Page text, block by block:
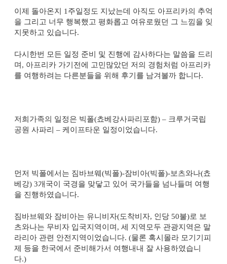
이제 돌아온지 1 주일정도 지났는데 아직도 아프리카의 추억
을 그리고 너무 행복했고 평화롭고 여유로웠던 그 느낌을 잊
지못하고 있습니다.
다시한번 모든 일정 준비 및 진행에 감사하다는 말씀을 드리
며 , 아프리카 가기전에 고민많았던 저의 경험처럼 아프리카
를 여행하려는 다른분들을 위해 후기를 남겨볼까 합니다.
저희가족의 일정은 빅폴(쵸베강사파리포함) – 크루거국립
공원 사파리 – 케이프타운 일정이었습니다.
먼저 빅폴에서는 짐바브웨 (빅폴)-잠비아(빅폴)-보츠와나(쵸
베강) 3개국이 국경을 맞닿고 있어 국가들을 넘나들며 여행
을 진행하였습니다.
짐바브웨와 잠비아는 유니비자(도착비자, 인당 50불)로 보
츠와나는 무비자 입국지역이며 , 세 지역모두 관광지역은 말
라리아 관련 안전지역이었습니다. (물론 혹시몰라 모기기피
제 등을 한국에서 준비해가서 여행내내 잘 사용하였습니
다.)